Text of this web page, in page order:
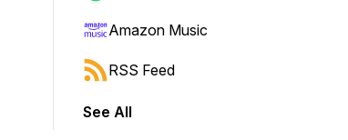
shift to jump forward or backward.
Amazon Music
RSS Feed
See All